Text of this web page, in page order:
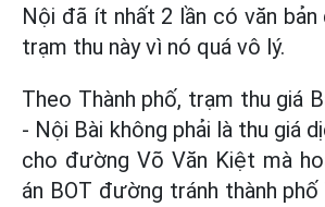
Nội đã ít nhất 2 lần có văn bản
trạm thu này vì nó quá vô lý.
Theo Thành phố, trạm thu giá
- Nội Bài không phải là thu giá
cho đường Võ Văn Kiệt mà
án BOT đường tránh thành phố